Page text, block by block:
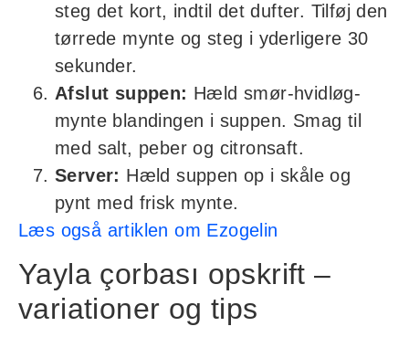
steg det kort, indtil det dufter. Tilføj den
tørrede mynte og steg i yderligere 30
sekunder.
Afslut suppen: Hæld smør-hvidløg-
mynte blandingen i suppen. Smag til
med salt, peber og citronsaft.
Server: Hæld suppen op i skåle og
pynt med frisk mynte.
Læs også artiklen om Ezogelin
Yayla çorbası opskrift –
variationer og tips